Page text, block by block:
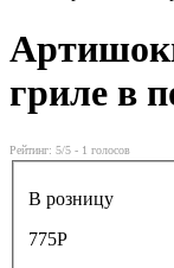
гриле в
Рейтинг: 5/5 - 1 голосов
В розницу
775Р